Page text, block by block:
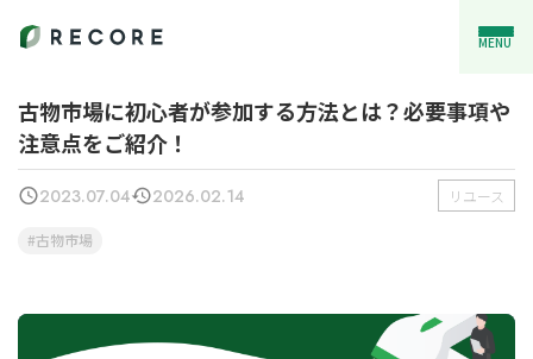
MENU
古物市場に初心者が参加する方法とは？必要事項や
注意点をご紹介！
2023.07.04 2026.02.14 リユース
古物市場